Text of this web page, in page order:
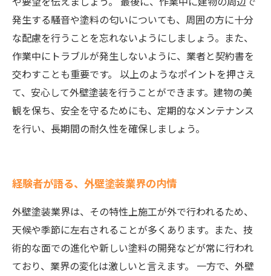
発生する騒音や塗料の匂いについても、周囲の方に十分
な配慮を行うことを忘れないようにしましょう。また、
作業中にトラブルが発生しないように、業者と契約書を
交わすことも重要です。 以上のようなポイントを押さえ
て、安心して外壁塗装を行うことができます。建物の美
観を保ち、安全を守るためにも、定期的なメンテナンス
を行い、長期間の耐久性を確保しましょう。
経験者が語る、外壁塗装業界の内情
外壁塗装業界は、その特性上施工が外で行われるため、
天候や季節に左右されることが多くあります。また、技
術的な面での進化や新しい塗料の開発などが常に行われ
ており、業界の変化は激しいと言えます。 一方で、外壁